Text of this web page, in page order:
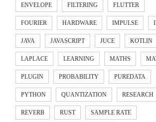
ENVELOPE FILTERING FLUTTER
FOURIER HARDWARE IMPULSE
JAVA JAVASCRIPT JUCE KOTLIN
LAPLACE LEARNING MATHS
PLUGIN PROBABILITY PUREDATA
PYTHON QUANTIZATION RESEARCH
REVERB RUST SAMPLE RATE